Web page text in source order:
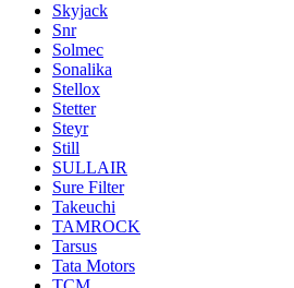
Skyjack
Snr
Solmec
Sonalika
Stellox
Stetter
Steyr
Still
SULLAIR
Sure Filter
Takeuchi
TAMROCK
Tarsus
Tata Motors